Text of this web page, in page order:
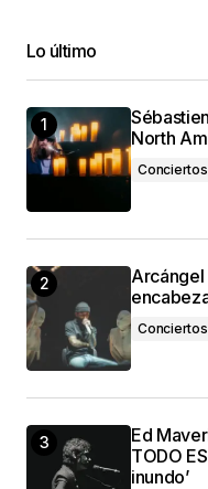
Lo último
North
Conciertos
Conciertos
Ed
TODO
inundo’